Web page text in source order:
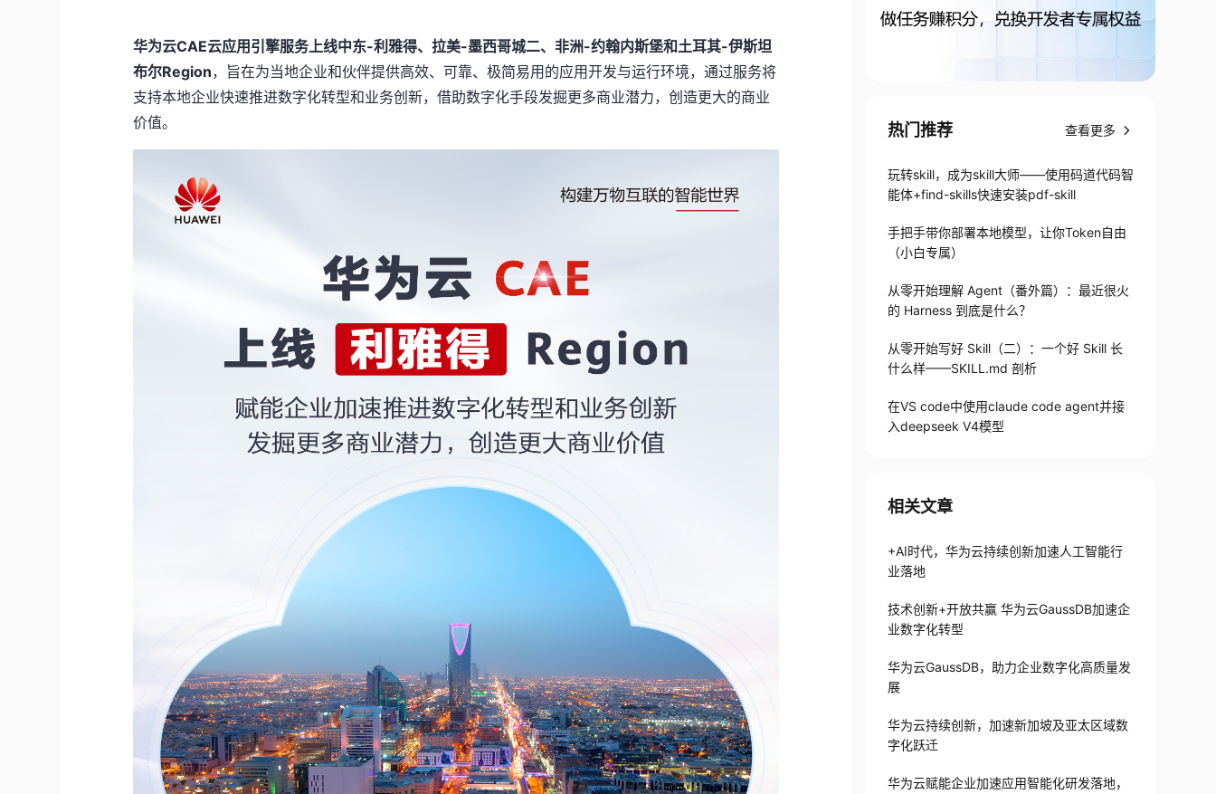
华为云CAE云应用引擎服务上线中东-利雅得、拉美-墨西哥城二、非洲-约翰内斯堡和土耳其-伊斯坦
布尔Region，旨在为当地企业和伙伴提供高效、可靠、极简易用的应用开发与运行环境，通过服务将
支持本地企业快速推进数字化转型和业务创新，借助数字化手段发掘更多商业潜力，创造更大的商业
价值。
热门推荐 查看更多
玩转skill，成为skill大师——使用码道代码智
能体+find-skills快速安装pdf-skill
手把手带你部署本地模型，让你Token自由
（小白专属）
从零开始理解 Agent（番外篇）：最近很火
的 Harness 到底是什么？
从零开始写好 Skill（二）：一个好 Skill 长
什么样——SKILL.md 剖析
在VS code中使用claude code agent并接
入deepseek V4模型
相关文章
+AI时代，华为云持续创新加速人工智能行
业落地
技术创新+开放共赢 华为云GaussDB加速企
业数字化转型
华为云GaussDB，助力企业数字化高质量发
展
华为云持续创新，加速新加坡及亚太区域数
字化跃迁
华为云赋能企业加速应用智能化研发落地，